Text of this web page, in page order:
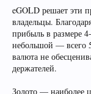
eGOLD решает эти
владельцы.
прибыль в размере
небольшой — всего
валюта не
держателей.
Золото — наиболее